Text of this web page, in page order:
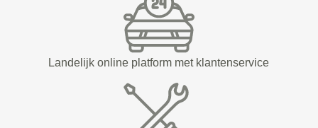
Landelijk online platform met klantenservice